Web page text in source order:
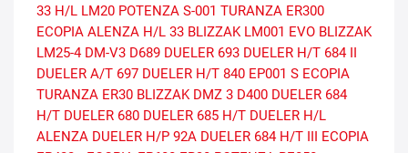
33 H/L LM20 POTENZA S-001 TURANZA ER300
ECOPIA ALENZA H/L 33 BLIZZAK LM001 EVO BLIZZAK
LM25-4 DM-V3 D689 DUELER 693 DUELER H/T 684 II
DUELER A/T 697 DUELER H/T 840 EP001 S ECOPIA
TURANZA ER30 BLIZZAK DMZ 3 D400 DUELER 684
H/T DUELER 680 DUELER 685 H/T DUELER H/L
ALENZA DUELER H/P 92A DUELER 684 H/T III
ECOPIA